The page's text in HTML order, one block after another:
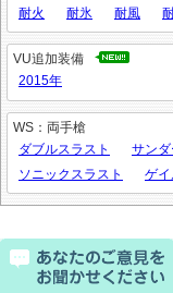
耐火
耐氷 耐風
VU追加装備
2015年
WS：両手槍
ダブルスラスト
サンダ
ソニックスラスト
ゲ